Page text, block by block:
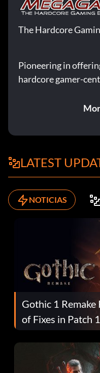
The Hardcore
Pioneering in
hardcore gamer-
LATEST
NOTICIAS
Gothic 1 Remake
of Fixes in Patch